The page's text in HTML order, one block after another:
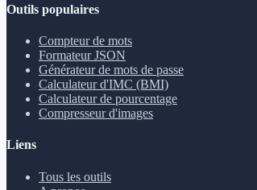
Outils populaires
Compteur de mots
Formateur JSON
Générateur de mots de passe
Calculateur d'IMC (BMI)
Calculateur de pourcentage
Compresseur d'images
Liens
Tous les outils